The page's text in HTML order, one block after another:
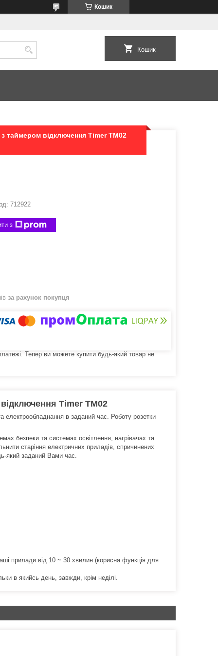
Кошик
Кошик
таймером відключення Timer TM02
712922
з
за рахунок покупця
Тепер ви можете купити будь-який товар не
Timer TM02
в заданий час. Роботу розетки
безпеки та системах освітлення, нагрівачах та
старіння електричних приладів, спричинених
який заданий Вами час.
прилади від 10 ~ 30 хвилин (корисна функція для
в якийсь день, завжди, крім неділі.